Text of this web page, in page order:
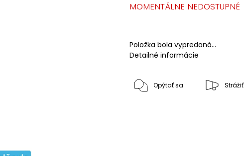
Položka bola vypredaná…
MOMENTÁLNE NEDOSTUPNÉ
Detailné informácie
Opýtať sa Strážiť